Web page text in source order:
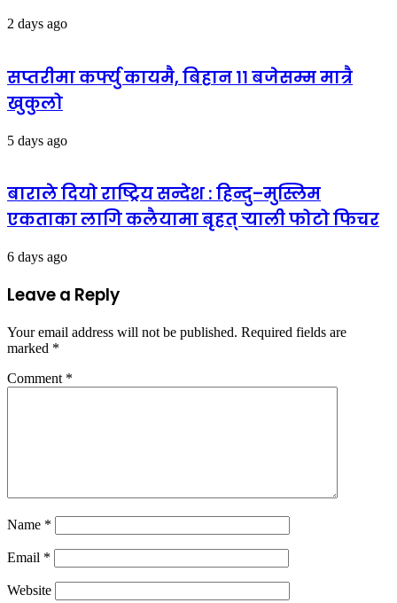
2 days ago
सप्तरीमा कर्फ्यु कायमै, बिहान ११ बजेसम्म मात्रै
खुकुलो
5 days ago
बाराले दियो राष्ट्रिय सन्देश : हिन्दु–मुस्लिम
एकताका लागि कलैयामा बृहत् र्‍याली फोटो फिचर
6 days ago
Leave a Reply
Your email address will not be published. Required fields are
marked *
Comment *
Name *
Email *
Website